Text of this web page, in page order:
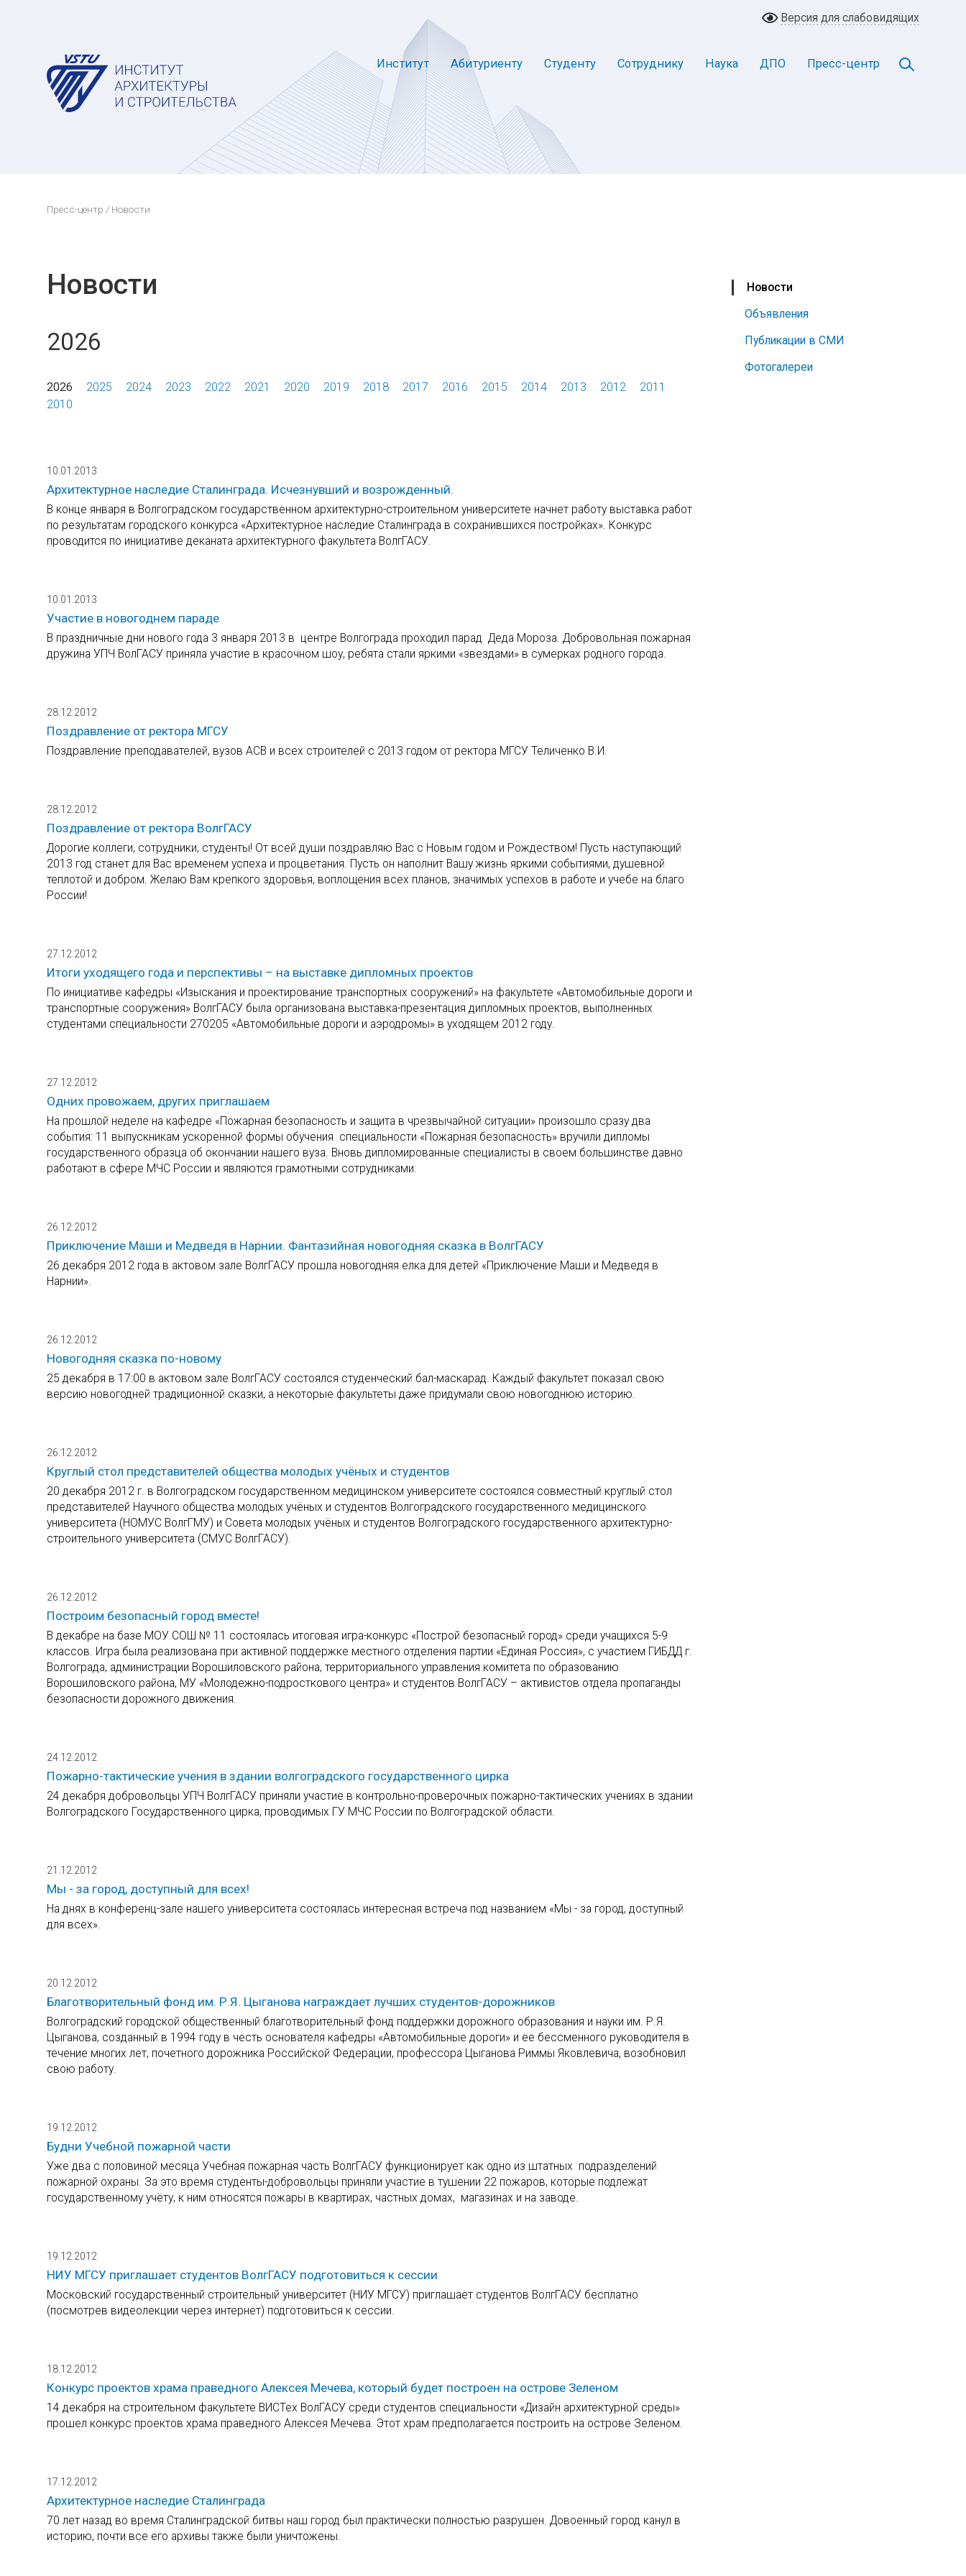
Версия для слабовидящих
Институт Абитуриенту Студенту Сотруднику Наука ДПО Пресс-центр
Пресс-центр / Новости
Новости
Объявления
Публикации в СМИ
Фотогалереи
Новости
2026
2026 2025 2024 2023 2022 2021 2020 2019 2018 2017 2016 2015 2014 2013 2012
2011
2010
10.01.2013
Архитектурное наследие Сталинграда. Исчезнувший и возрожденный.
В конце января в Волгоградском государственном архитектурно-строительном университете начнет работу выставка работ
по результатам городского конкурса «Архитектурное наследие Сталинграда в сохранившихся постройках». Конкурс
проводится по инициативе деканата архитектурного факультета ВолгГАСУ.
10.01.2013
Участие в новогоднем параде
В праздничные дни нового года 3 января 2013 в центре Волгограда проходил парад Деда Мороза. Добровольная пожарная
дружина УПЧ ВолГАСУ приняла участие в красочном шоу, ребята стали яркими «звездами» в сумерках родного города.
28.12.2012
Поздравление от ректора МГСУ
Поздравление преподавателей, вузов АСВ и всех строителей с 2013 годом от ректора МГСУ Теличенко В.И.
28.12.2012
Поздравление от ректора ВолгГАСУ
Дорогие коллеги, сотрудники, студенты! От всей души поздравляю Вас с Новым годом и Рождеством! Пусть наступающий
2013 год станет для Вас временем успеха и процветания. Пусть он наполнит Вашу жизнь яркими событиями, душевной
теплотой и добром. Желаю Вам крепкого здоровья, воплощения всех планов, значимых успехов в работе и учебе на благо
России!
27.12.2012
Итоги уходящего года и перспективы – на выставке дипломных проектов
По инициативе кафедры «Изыскания и проектирование транспортных сооружений» на факультете «Автомобильные дороги и
транспортные сооружения» ВолгГАСУ была организована выставка-презентация дипломных проектов, выполненных
студентами специальности 270205 «Автомобильные дороги и аэродромы» в уходящем 2012 году.
27.12.2012
Одних провожаем, других приглашаем
На прошлой неделе на кафедре «Пожарная безопасность и защита в чрезвычайной ситуации» произошло сразу два
события: 11 выпускникам ускоренной формы обучения специальности «Пожарная безопасность» вручили дипломы
государственного образца об окончании нашего вуза. Вновь дипломированные специалисты в своем большинстве давно
работают в сфере МЧС России и являются грамотными сотрудниками.
26.12.2012
Приключение Маши и Медведя в Нарнии. Фантазийная новогодняя сказка в ВолгГАСУ
26 декабря 2012 года в актовом зале ВолгГАСУ прошла новогодняя елка для детей «Приключение Маши и Медведя в
Нарнии».
26.12.2012
Новогодняя сказка по-новому
25 декабря в 17:00 в актовом зале ВолгГАСУ состоялся студенческий бал-маскарад. Каждый факультет показал свою
версию новогодней традиционной сказки, а некоторые факультеты даже придумали свою новогоднюю историю.
26.12.2012
Круглый стол представителей общества молодых учёных и студентов
20 декабря 2012 г. в Волгоградском государственном медицинском университете состоялся совместный круглый стол
представителей Научного общества молодых учёных и студентов Волгоградского государственного медицинского
университета (НОМУС ВолгГМУ) и Совета молодых учёных и студентов Волгоградского государственного архитектурно-
строительного университета (СМУС ВолгГАСУ).
26.12.2012
Построим безопасный город вместе!
В декабре на базе МОУ СОШ № 11 состоялась итоговая игра-конкурс «Построй безопасный город» среди учащихся 5-9
классов. Игра была реализована при активной поддержке местного отделения партии «Единая Россия», с участием ГИБДД г.
Волгограда, администрации Ворошиловского района, территориального управления комитета по образованию
Ворошиловского района, МУ «Молодежно-подросткового центра» и студентов ВолгГАСУ – активистов отдела пропаганды
безопасности дорожного движения.
24.12.2012
Пожарно-тактические учения в здании волгоградского государственного цирка
24 декабря добровольцы УПЧ ВолгГАСУ приняли участие в контрольно-проверочных пожарно-тактических учениях в здании
Волгоградского Государственного цирка, проводимых ГУ МЧС России по Волгоградской области.
21.12.2012
Мы - за город, доступный для всех!
На днях в конференц-зале нашего университета состоялась интересная встреча под названием «Мы - за город, доступный
для всех».
20.12.2012
Благотворительный фонд им. Р.Я. Цыганова награждает лучших студентов-дорожников
Волгоградский городской общественный благотворительный фонд поддержки дорожного образования и науки им. Р.Я.
Цыганова, созданный в 1994 году в честь основателя кафедры «Автомобильные дороги» и ее бессменного руководителя в
течение многих лет, почетного дорожника Российской Федерации, профессора Цыганова Риммы Яковлевича, возобновил
свою работу.
19.12.2012
Будни Учебной пожарной части
Уже два с половиной месяца Учебная пожарная часть ВолгГАСУ функционирует как одно из штатных подразделений
пожарной охраны. За это время студенты-добровольцы приняли участие в тушении 22 пожаров, которые подлежат
государственному учёту, к ним относятся пожары в квартирах, частных домах, магазинах и на заводе.
19.12.2012
НИУ МГСУ приглашает студентов ВолгГАСУ подготовиться к сессии
Московский государственный строительный университет (НИУ МГСУ) приглашает студентов ВолгГАСУ бесплатно
(посмотрев видеолекции через интернет) подготовиться к сессии.
18.12.2012
Конкурс проектов храма праведного Алексея Мечева, который будет построен на острове Зеленом
14 декабря на строительном факультете ВИСТех ВолГАСУ среди студентов специальности «Дизайн архитектурной среды»
прошел конкурс проектов храма праведного Алексея Мечева. Этот храм предполагается построить на острове Зеленом.
17.12.2012
Архитектурное наследие Сталинграда
70 лет назад во время Сталинградской битвы наш город был практически полностью разрушен. Довоенный город канул в
историю, почти все его архивы также были уничтожены.